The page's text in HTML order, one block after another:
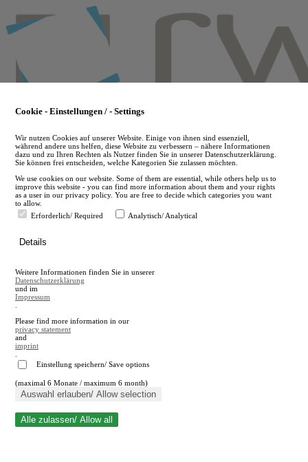
to
main
en
A
A
Suche schließen
Cookie - Einstellungen / - Settings
Wir nutzen Cookies auf unserer Website. Einige von ihnen sind essenziell,
während andere uns helfen, diese Website zu verbessern – nähere Informationen
dazu und zu Ihren Rechten als Nutzer finden Sie in unserer Datenschutzerklärung.
Sie können frei entscheiden, welche Kategorien Sie zulassen möchten.
We use cookies on our website. Some of them are essential, while others help us to
improve this website - you can find more information about them and your rights
as a user in our privacy policy. You are free to decide which categories you want
to allow.
Erforderlich/ Required
Analytisch/ Analytical
Details
Weitere Informationen finden Sie in unserer
Datenschutzerklärung
und im
Impressum
Please find more information in our
privacy statement
and
imprint
Einstellung speichern/ Save options
(maximal 6 Monate / maximum 6 month)
Auswahl erlauben/ Allow selection
Alle zulassen/ Allow all